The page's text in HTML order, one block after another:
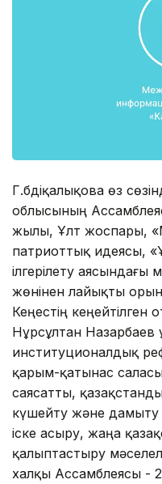
Г.Әбдіқалықова өз
облысының
жылы, Ұлт жоспары,
патриоттық идеясы,
ілгерілету аясындағы
жөнінен лайықты
Кеңестің
Нұрсұлтан Назарбаев
институционалдық
қарым-қатынас
саясатты, қазақстандық
күшейту және дамыту
іске асыру, жаңа
қалыптастыру
халқы Ассамблеясы -